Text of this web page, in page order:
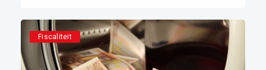
Fiscaliteit